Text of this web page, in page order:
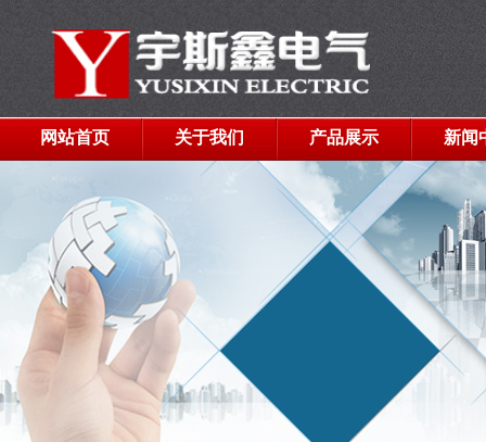
网站首页 关于我们 产品展示 新闻